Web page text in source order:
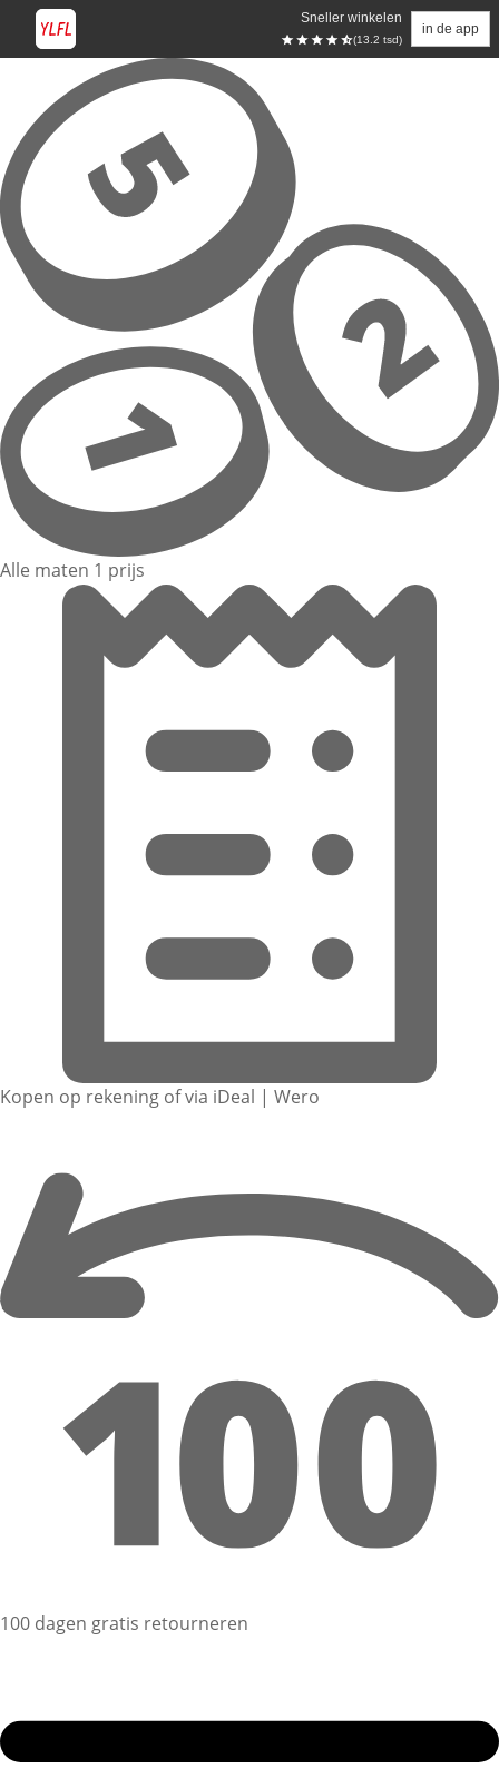
Sneller winkelen
(13.2 tsd)
in de app
Overslaan naar hoofdinhoud
Alle maten 1 prijs
Kopen op rekening of via iDeal | Wero
100 dagen gratis retourneren